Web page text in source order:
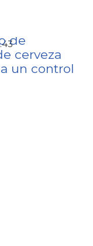
de
cerveza
un control